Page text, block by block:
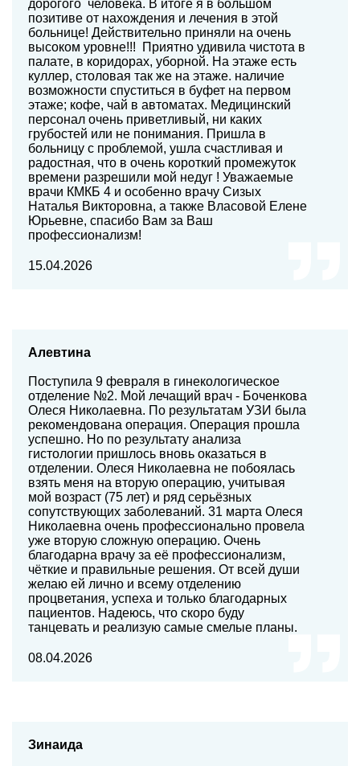
дорогого человека. В итоге я в большом
позитиве от нахождения и лечения в этой
больнице! Действительно приняли на очень
высоком уровне!!! Приятно удивила чистота в
палате, в коридорах, уборной. На этаже есть
куллер, столовая так же на этаже. наличие
возможности спуститься в буфет на первом
этаже; кофе, чай в автоматах. Медицинский
персонал очень приветливый, ни каких
грубостей или не понимания. Пришла в
больницу с проблемой, ушла счастливая и
радостная, что в очень короткий промежуток
времени разрешили мой недуг ! Уважаемые
врачи КМКБ 4 и особенно врачу Сизых
Наталья Викторовна, а также Власовой Елене
Юрьевне, спасибо Вам за Ваш
профессионализм!
15.04.2026
Алевтина
Поступила 9 февраля в гинекологическое
отделение №2. Мой лечащий врач - Боченкова
Олеся Николаевна. По результатам УЗИ была
рекомендована операция. Операция прошла
успешно. Но по результату анализа
гистологии пришлось вновь оказаться в
отделении. Олеся Николаевна не побоялась
взять меня на вторую операцию, учитывая
мой возраст (75 лет) и ряд серьёзных
сопутствующих заболеваний. 31 марта Олеся
Николаевна очень профессионально провела
уже вторую сложную операцию. Очень
благодарна врачу за её профессионализм,
чёткие и правильные решения. От всей души
желаю ей лично и всему отделению
процветания, успеха и только благодарных
пациентов. Надеюсь, что скоро буду
танцевать и реализую самые смелые планы.
08.04.2026
Зинаида